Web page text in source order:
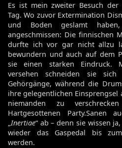
Es ist mein zweiter Besuch
Tag. Wo zuvor Extermination
und Boden geslamt
angeschmissen: Die finnischen
durfte ich vor gar nicht allzu
bewundern und auch auf dem
sie einen starken Eindruck.
versehen schneiden sie
Gehörgänge, während die
ihre gelegentlichen Einsprengsel
niemanden zu
Hartgesottenen Party.Sanen
„Inertiae“ ab – denn sie wissen
wieder das Gaspedal bis
werden.